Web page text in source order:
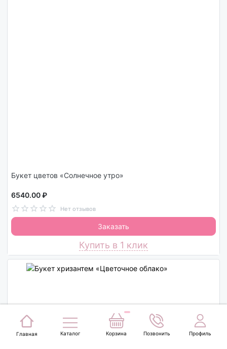
Главная Каталог Корзина Позвонить Профиль
Букет цветов «Солнечное утро»
6540.00 ₽
Нет отзывов
Заказать
Купить в 1 клик